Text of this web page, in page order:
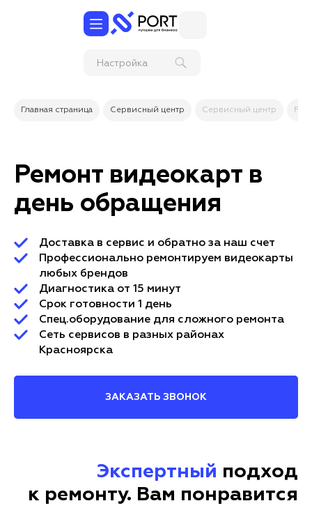
Настройка
Главная страница Сервисный центр Сервисный центр
Ремонт видеокарт в
день обращения
Доставка в сервис и обратно за наш счет
Профессионально ремонтируем видеокарты
любых брендов
Диагностика от 15 минут
Срок готовности 1 день
Спец.оборудование для сложного ремонта
Сеть сервисов в разных районах
Красноярска
ЗАКАЗАТЬ ЗВОНОК
Экспертный подход
к ремонту. Вам понравится